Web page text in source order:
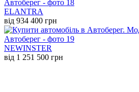
ELANTRA
від 934 400 грн
NEWINSTER
від 1 251 500 грн